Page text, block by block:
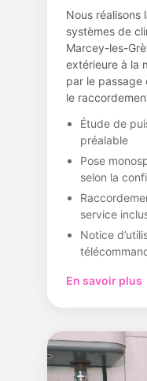
Nous réalisons
systèmes de
Marcey-les-
extérieure à la
par le passage
le
Étude de
préalable
Pose
selon la
service
Notice
En savoir plus